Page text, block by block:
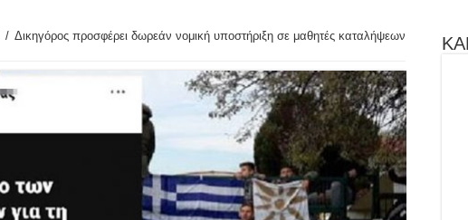
/ Δικηγόρος προσφέρει δωρεάν νομική υποστήριξη σε μαθητές καταλήψεων